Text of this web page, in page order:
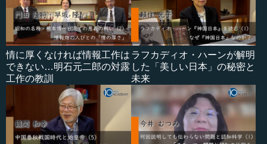
情に厚くなければ情報工作は
できない…明石元二郎の対露
工作の教訓
ラフカディオ・ハーンが解明
した「美しい日本」の秘密と
未来